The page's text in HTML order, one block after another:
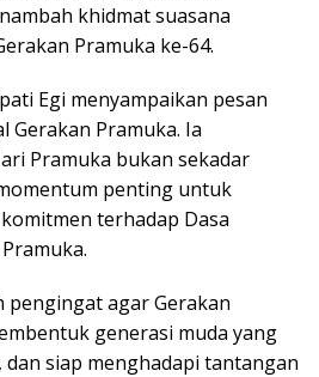
khidmat suasana
Pramuka ke-64.
Egi menyampaikan pesan
Gerakan Pramuka. Ia
Pramuka bukan sekadar
penting untuk
terhadap Dasa
pengingat agar Gerakan
generasi muda yang
siap menghadapi tantangan